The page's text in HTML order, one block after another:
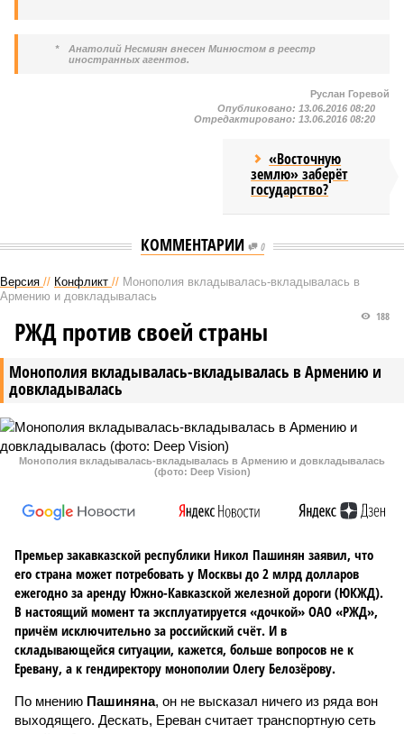
*
Анатолий Несмиян внесен Минюстом в реестр
иностранных агентов.
Руслан Горевой
Опубликовано: 13.06.2016 08:20
Отредактировано: 13.06.2016 08:20
«Восточную
землю» заберёт
государство?
КОММЕНТАРИИ 0
Версия // Конфликт // Монополия вкладывалась-вкладывалась в
Армению и довкладывалась
Монополия вкладывалась-вкладывалась в Армению и
довкладывалась
188
РЖД против своей страны
Монополия вкладывалась-вкладывалась в Армению и довкладывалась
(фото: Deep Vision)
Премьер закавказской республики Никол Пашинян заявил, что
его страна может потребовать у Москвы до 2 млрд долларов
ежегодно за аренду Южно-Кавказской железной дороги (ЮКЖД).
В настоящий момент та эксплуатируется «дочкой» ОАО «РЖД»,
причём исключительно за российский счёт. И в
складывающейся ситуации, кажется, больше вопросов не к
Еревану, а к гендиректору монополии Олегу Белозёрову.
По мнению Пашиняна, он не высказал ничего из ряда вон
выходящего. Дескать, Ереван считает транспортную сеть